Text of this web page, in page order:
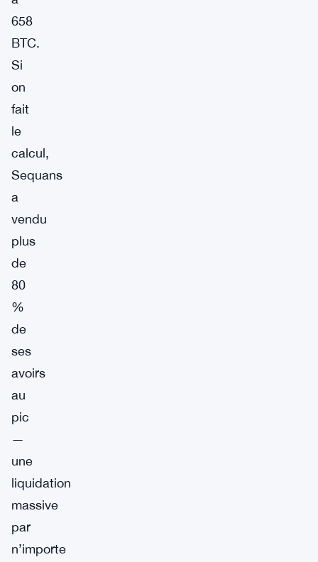
658
BTC.
Si
on
fait
le
calcul,
Sequans
a
vendu
plus
de
80
%
de
ses
avoirs
au
pic
—
une
liquidation
massive
par
n’importe